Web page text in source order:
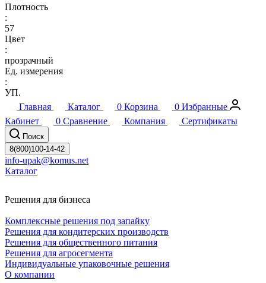
Плотность
:
57
Цвет
:
прозрачный
Ед. измерения
:
УП.
Главная
Каталог 0 Корзина 0 Избранные
Кабинет
0 Сравнение Компания Сертификаты
Поиск
8(800)100-14-42
info-upak@komus.net
Каталог
Решения для бизнеса
Комплексные решения под запайку
Решения для кондитерских производств
Решения для общественного питания
Решения для агросегмента
Индивидуальные упаковочные решения
О компании